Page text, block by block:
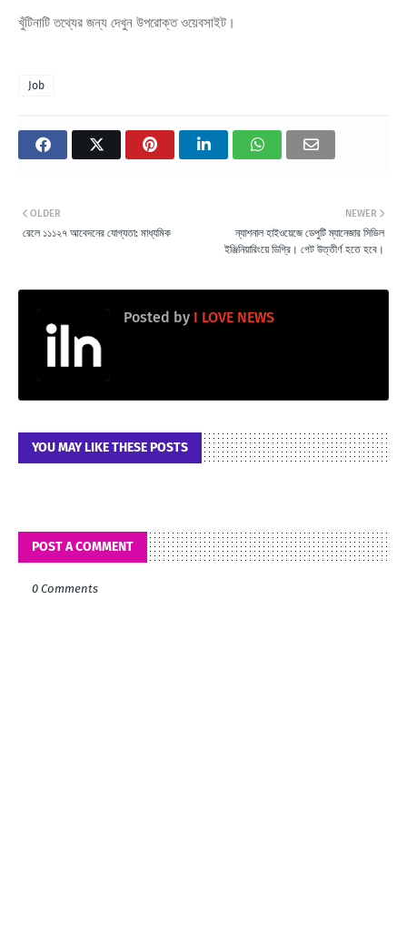
খুঁটিনাটি তথ্যের জন্য দেখুন উপরোক্ত ওয়েবসাইট।
Job
NEWER
ন্যাশনাল হাইওয়েজে ডেপুটি ম্যানেজার সিভিল
ইঞ্জিনিয়ারিংয়ে ডিগ্রি। গেট উত্তীর্ণ হতে হবে।
OLDER
রেলে ১১১২৭ আবেদনের যোগ্যতা: মাধ্যমিক
Posted by I LOVE NEWS
YOU MAY LIKE THESE POSTS
POST A COMMENT
0 Comments